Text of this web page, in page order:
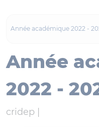
Année académique 2022 -
Année
2022 -
cridep |